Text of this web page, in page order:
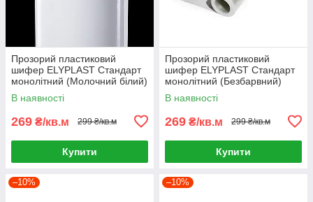
Прозорий пластиковий
шифер ELYPLAST Стандарт
монолітний (Молочний білий)
В наявності
269 ₴/кв.м 299 ₴/кв.м
Купити
Прозорий пластиковий
шифер ELYPLAST Стандарт
монолітний (Безбарвний)
В наявності
269 ₴/кв.м 299 ₴/кв.м
Купити
–10% –10%